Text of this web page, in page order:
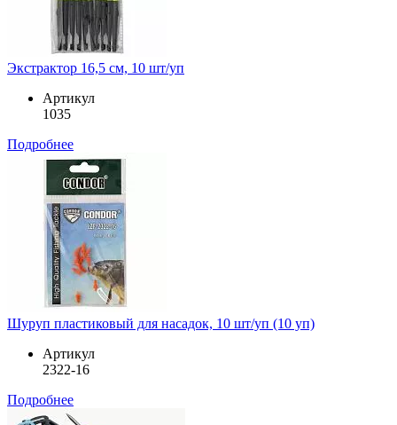
Экстрактор 16,5 см, 10 шт/уп
Артикул
1035
Подробнее
Шуруп пластиковый для насадок, 10 шт/уп (10 уп)
Артикул
2322-16
Подробнее